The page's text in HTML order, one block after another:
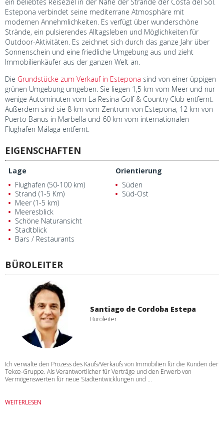
Estepona verbindet seine mediterrane Atmosphäre mit
modernen Annehmlichkeiten. Es verfügt über wunderschöne
Strände, ein pulsierendes Alltagsleben und Möglichkeiten für
Outdoor-Aktivitäten. Es zeichnet sich durch das ganze Jahr über
Sonnenschein und eine friedliche Umgebung aus und zieht
Immobilienkäufer aus der ganzen Welt an.
Die Grundstücke zum Verkauf in Estepona sind von einer üppigen
grünen Umgebung umgeben. Sie liegen 1,5 km vom Meer und nur
wenige Autominuten vom La Resina Golf & Country Club entfernt.
Außerdem sind sie 8 km vom Zentrum von Estepona, 12 km von
Puerto Banus in Marbella und 60 km vom internationalen
Flughafen Málaga entfernt.
EIGENSCHAFTEN
Lage
Flughafen (50-100 km)
Strand (1-5 Km)
Meer (1-5 km)
Meeresblick
Schöne Naturansicht
Stadtblick
Bars / Restaurants
Orientierung
Süden
Süd-Ost
BÜROLEITER
Santiago de Cordoba Estepa
Büroleiter
Ich verwalte den Prozess des Kaufs/Verkaufs von Immobilien für die Kunden der
Tekce-Gruppe. Als Verantwortlicher für Verträge und den Erwerb von
Vermögenswerten für neue Stadtentwicklungen und ...
WEITERLESEN